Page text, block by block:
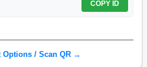
COPY ID
Options / Scan QR →